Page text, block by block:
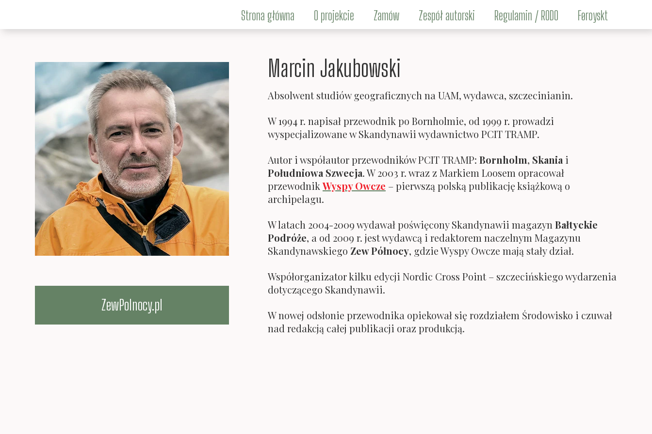
Strona główna O projekcie Zamów Zespół autorski
Marcin Michalski
Regulamin / RODO Føroyskt
ZewPolnocy.pl
Marcin Jakubowski
Absolwent studiów geograficznych na UAM, wydawca, szczecinianin.
W 1994 r. napisał przewodnik po Bornholmie, od 1999 r. prowadzi
wyspecjalizowane w Skandynawii wydawnictwo PCIT TRAMP.
Autor i współautor przewodników PCIT TRAMP: Bornholm, Skania i
Południowa Szwecja. W 2003 r. wraz z Markiem Loosem opracował
przewodnikWyspy Owcze – pierwszą polską publikację książkową o
archipelagu.
W latach 2004-2009 wydawał poświęcony Skandynawii magazyn Bałtyckie
Podróże, a od 2009 r. jest wydawcą i redaktorem naczelnym Magazynu
Skandynawskiego Zew Północy, gdzie Wyspy Owcze mają stały dział.
Współorganizator kilku edycji Nordic Cross Point – szczecińskiego wydarzenia
dotyczącego Skandynawii.
W nowej odsłonie przewodnika opiekował się rozdziałem Środowisko i czuwał
nad redakcją całej publikacji oraz produkcją.